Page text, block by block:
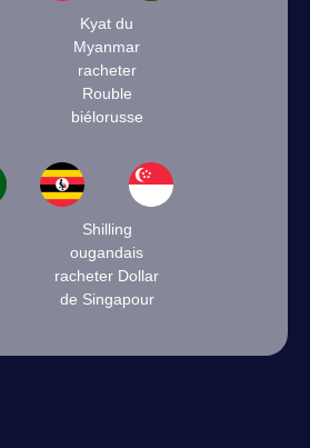
Kyat du
Myanmar
racheter
Rouble
biélorusse
Shilling
ougandais
racheter Dollar
de Singapour